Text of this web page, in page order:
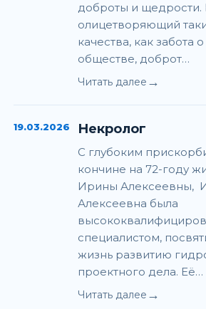
доброты и щедрости.
олицетворяющий
качества, как забота
обществе, доброт…
Читать далее →
19.03.2026 Некролог
С глубоким
кончине на 72-году
Ирины Алексеевны,
Алексеевна была
специалистом,
жизнь развитию
проектного дела. Её…
Читать далее →